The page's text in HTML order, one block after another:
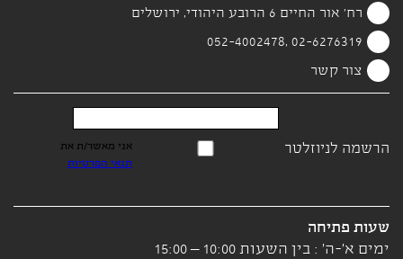
רח' אור החיים 6 הרובע היהודי, ירושלים
02-6276319 ,052-4002478
צור קשר
הרשמה לניוזלטר
אני מאשר/ת את
תנאי הפרטיות
שעות פתיחה
ימים א'-ה' : בין השעות 10:00 – 15:00